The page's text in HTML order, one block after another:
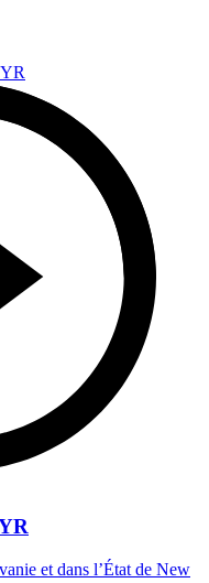
et dans l’État de New